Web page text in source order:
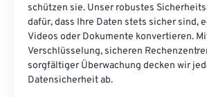
schützen sie. Unser robustes
dafür, dass Ihre Daten stets sicher sind,
Videos oder Dokumente konvertieren.
Verschlüsselung, sicheren
sorgfältiger Überwachung decken wir
Datensicherheit ab.